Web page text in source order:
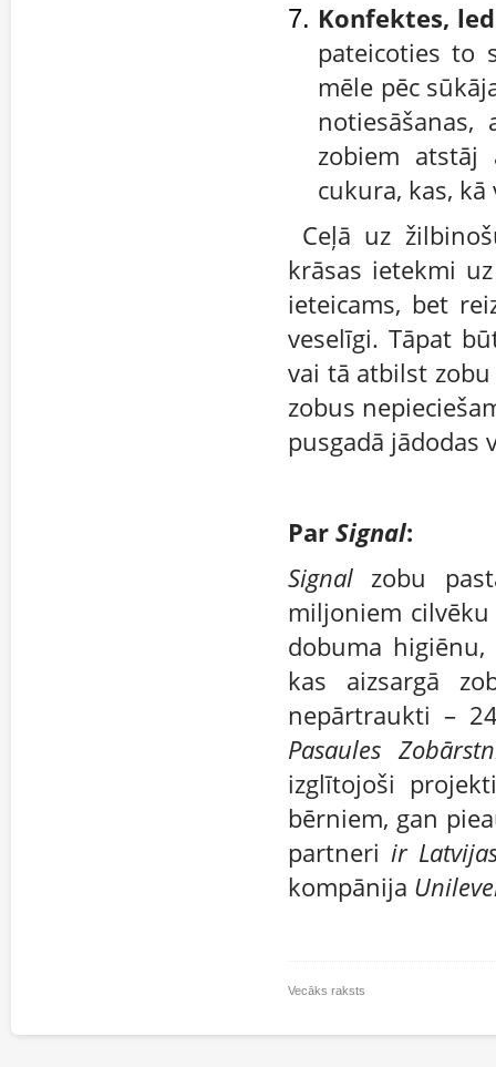
Konfektes,
pateicoties to
mēle pēc
zobiem atstāj
cukura, kas,
Ceļā uz
krāsas ietekmi
ieteicams, bet
veselīgi. Tāpat
vai tā atbilst
zobus
pusgadā jādodas
ParSignal:
Signal zobu
miljoniem
dobuma
kas aizsargā
nepārtraukti –
Pasaules
izglītojoši
bērniem, gan
partneriir
kompānija
Vecāks raksts